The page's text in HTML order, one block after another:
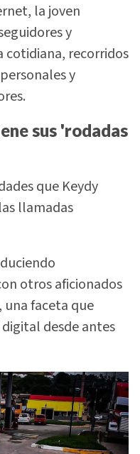
la joven
y
cotidiana, recorridos
y
sus 'rodadas
que Keydy
llamadas
otros aficionados
faceta que
desde antes